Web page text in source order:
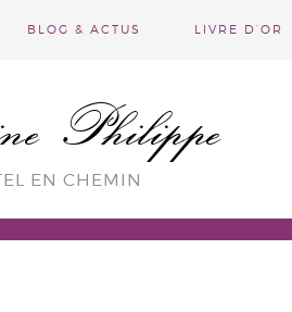
BLOG & ACTUS LIVRE D’OR
Philippe
EN CHEMIN